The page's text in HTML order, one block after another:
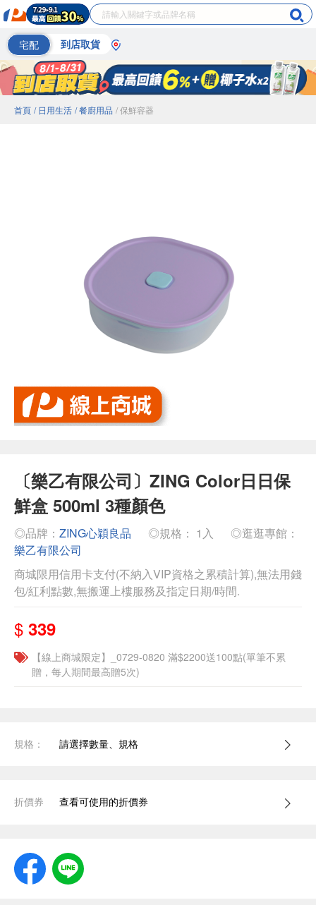
宅配 到店取貨
首頁 / 日用生活 / 餐廚用品 / 保鮮容器
〔樂乙有限公司〕ZING Color日日保
鮮盒 500ml 3種顏色
◎品牌： ZING心穎良品 ◎規格： 1入
◎逛逛專館：
樂乙有限公司
商城限用信用卡支付(不納入VIP資格之累積計算),無法用錢
包/紅利點數,無搬運上樓服務及指定日期/時間.
$ 339
【線上商城限定】_0729-0820 滿$2200送100點(單筆不累
贈，每人期間最高贈5次)
規格： 請選擇數量、規格
折價券 查看可使用的折價券